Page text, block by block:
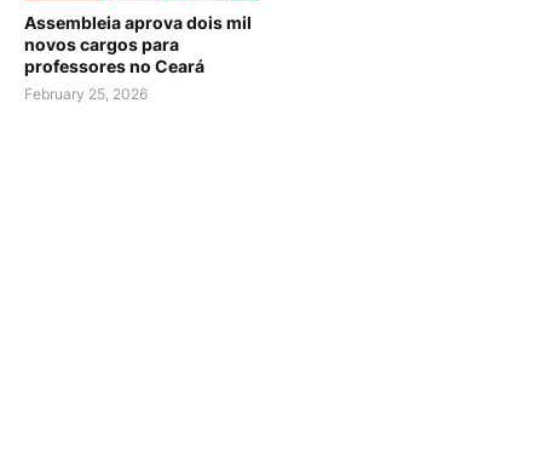
Assembleia aprova dois mil
novos cargos para
professores no Ceará
February 25, 2026